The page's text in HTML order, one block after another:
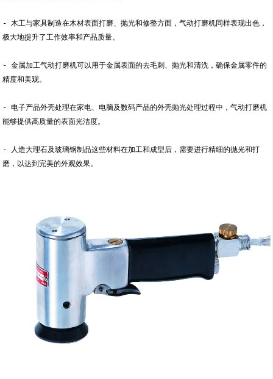
- 木工与家具制造在木材表面打磨、抛光和修整方面，气动打磨机同样表现出色，
极大地提升了工作效率和产品质量。
- 金属加工气动打磨机可以用于金属表面的去毛刺、抛光和清洗，确保金属零件的
精度和美观。
- 电子产品外壳处理在家电、电脑及数码产品的外壳抛光处理过程中，气动打磨机
能够提供高质量的表面光洁度。
- 人造大理石及玻璃钢制品这些材料在加工和成型后，需要进行精细的抛光和打
磨，以达到完美的外观效果。